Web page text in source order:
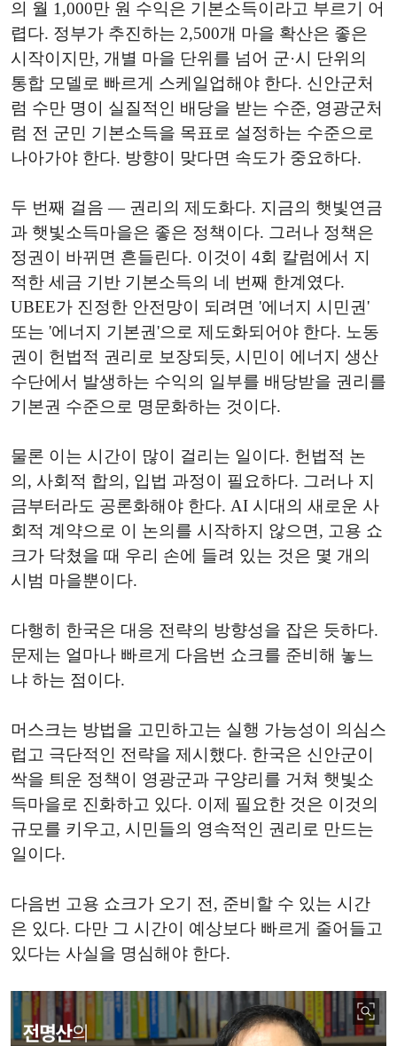
의 월 1,000만 원 수익은 기본소득이라고 부르기 어
렵다. 정부가 추진하는 2,500개 마을 확산은 좋은
시작이지만, 개별 마을 단위를 넘어 군·시 단위의
통합 모델로 빠르게 스케일업해야 한다. 신안군처
럼 수만 명이 실질적인 배당을 받는 수준, 영광군처
럼 전 군민 기본소득을 목표로 설정하는 수준으로
나아가야 한다. 방향이 맞다면 속도가 중요하다.
두 번째 걸음 — 권리의 제도화다. 지금의 햇빛연금
과 햇빛소득마을은 좋은 정책이다. 그러나 정책은
정권이 바뀌면 흔들린다. 이것이 4회 칼럼에서 지
적한 세금 기반 기본소득의 네 번째 한계였다.
UBEE가 진정한 안전망이 되려면 '에너지 시민권'
또는 '에너지 기본권'으로 제도화되어야 한다. 노동
권이 헌법적 권리로 보장되듯, 시민이 에너지 생산
수단에서 발생하는 수익의 일부를 배당받을 권리를
기본권 수준으로 명문화하는 것이다.
물론 이는 시간이 많이 걸리는 일이다. 헌법적 논
의, 사회적 합의, 입법 과정이 필요하다. 그러나 지
금부터라도 공론화해야 한다. AI 시대의 새로운 사
회적 계약으로 이 논의를 시작하지 않으면, 고용 쇼
크가 닥쳤을 때 우리 손에 들려 있는 것은 몇 개의
시범 마을뿐이다.
다행히 한국은 대응 전략의 방향성을 잡은 듯하다.
문제는 얼마나 빠르게 다음번 쇼크를 준비해 놓느
냐 하는 점이다.
머스크는 방법을 고민하고는 실행 가능성이 의심스
럽고 극단적인 전략을 제시했다. 한국은 신안군이
싹을 틔운 정책이 영광군과 구양리를 거쳐 햇빛소
득마을로 진화하고 있다. 이제 필요한 것은 이것의
규모를 키우고, 시민들의 영속적인 권리로 만드는
일이다.
다음번 고용 쇼크가 오기 전, 준비할 수 있는 시간
은 있다. 다만 그 시간이 예상보다 빠르게 줄어들고
있다는 사실을 명심해야 한다.